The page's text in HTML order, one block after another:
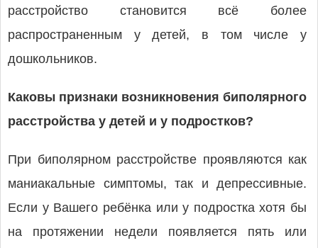
расстройство становится всё более
распространенным у детей, в том числе у
дошкольников.
Каковы признаки возникновения биполярного
расстройства у детей и у подростков?
При биполярном расстройстве проявляются как
маниакальные симптомы, так и депрессивные.
Если у Вашего ребёнка или у подростка хотя бы
на протяжении недели появляется пять или